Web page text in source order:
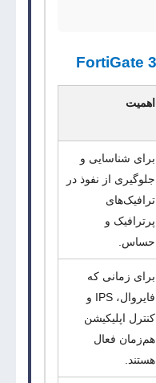
اهمیت
برای شناسایی و
جلوگیری از نفوذ در
ترافیک‌های
پرترافیک و
حساس.
برای زمانی که
فایروال، IPS و
کنترل اپلیکیشن
هم‌زمان فعال
هستند.